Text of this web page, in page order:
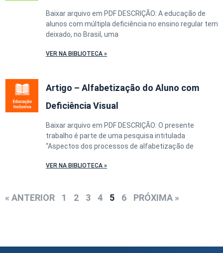
Baixar arquivo em PDF DESCRIÇÃO: A educação de
alunos com múltipla deficiência no ensino regular tem
deixado, no Brasil, uma
VER NA BIBLIOTECA »
Artigo – Alfabetização do Aluno com
Deficiência Visual
Baixar arquivo em PDF DESCRIÇÃO: O presente
trabalho é parte de uma pesquisa intitulada
“Aspectos dos processos de alfabetização de
VER NA BIBLIOTECA »
« ANTERIOR 1 2 3 4 5 6 PRÓXIMA »